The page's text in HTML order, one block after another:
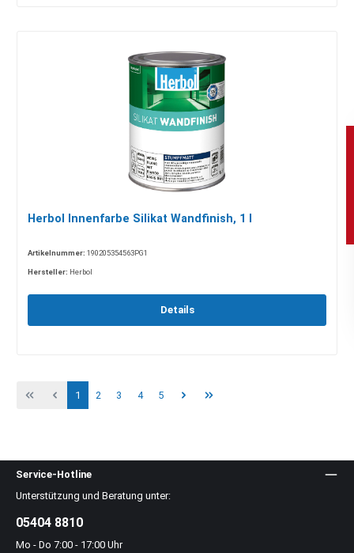
Herbol Innenfarbe Silikat Wandfinish, 1 l
Artikelnummer: 190205354563PG1
Hersteller: Herbol
Details
1 2 3 4 5
Service-Hotline
Unterstützung und Beratung unter:
05404 8810
Mo - Do 7:00 - 17:00 Uhr